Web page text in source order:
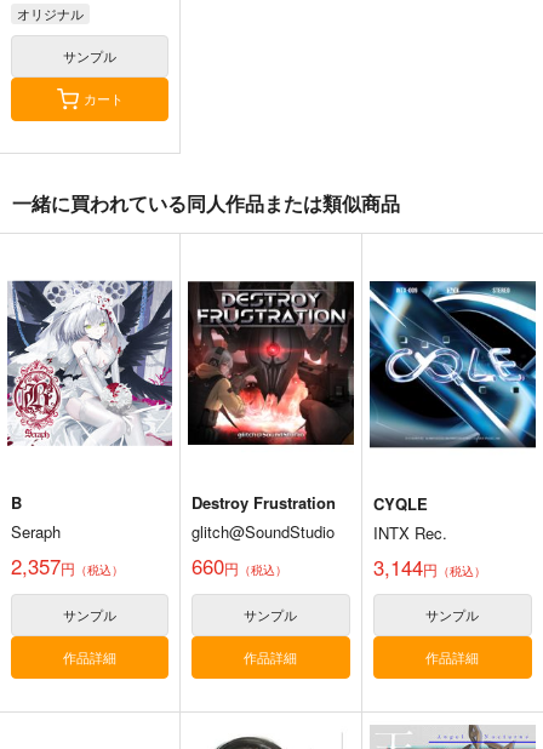
≪C108作品セット
マシーン】
アニマルマシーン
専売 2,750円（税込）
オリジナル
サンプル
カート
黒白のアヴェスター 2
関
専売 2,178円（税込）
オリジナル
サンプル
カート
黒白のアヴェスター 1
関
専売 2,178円 （税込）
オリジナル
サンプル
カート
オリジナル
サンプル
カート
一緒に買われている同人作品または類似商品
B
Seraph
2,357円 （税込）
サンプル
作品詳細
Destroy Frustration
glitch@SoundStudio
660円 （税込）
サンプル
作品詳細
CYQLE
INTX Rec.
3,144円 （税込）
サンプル
作品詳細